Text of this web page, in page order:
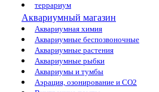
террариум
Аквариумный магазин
Аквариумная химия
Аквариумные беспозвоночные
Аквариумные растения
Аквариумные рыбки
Аквариумы и тумбы
Аэрация, озонирование и CO2